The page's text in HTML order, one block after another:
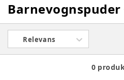
Relevans
0